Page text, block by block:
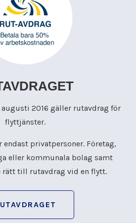
augusti 2016 gäller rutavdrag för
flyttjänster.
endast privatpersoner. Företag,
eller kommunala bolag samt
rätt till rutavdrag vid en flytt.